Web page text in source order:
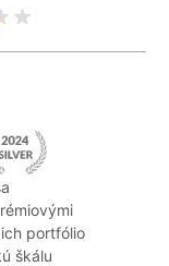
portfólio
škálu